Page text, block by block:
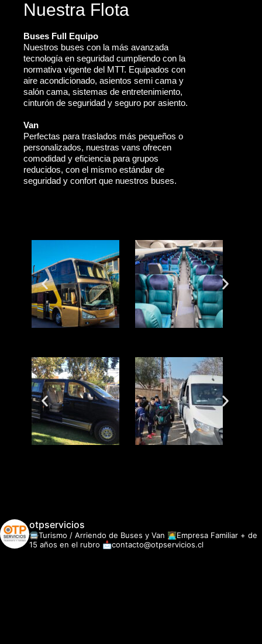
Nuestra Flota
Buses Full Equipo
Nuestros buses con la más avanzada
tecnología en seguridad cumpliendo con la
normativa vigente del MTT. Equipados con
aire acondicionado, asientos semi cama y
salón cama, sistemas de entretenimiento,
cinturón de seguridad y seguro por asiento.
Van
Perfectas para traslados más pequeños o
personalizados, nuestras vans ofrecen
comodidad y eficiencia para grupos
reducidos, con el mismo estándar de
seguridad y confort que nuestros buses.
otpservicios
🚍Turismo / Arriendo de Buses y Van 👩‍💻Empresa Familiar + de
15 años en el rubro 📩contacto@otpservicios.cl